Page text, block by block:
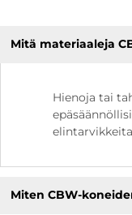
Mitä materiaaleja
Hienoja tai
Miten CBW-